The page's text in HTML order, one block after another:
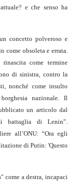
e che senso ha
concetto polveroso e
come obsoleta e errata.
come termine
di sinistra, contro la
nonché come insulto
nazionale. Il
un articolo dal
battaglia di Lenin”.
all’ONU: “Ora egli
di Putin: 'Questo
come a destra, incapaci